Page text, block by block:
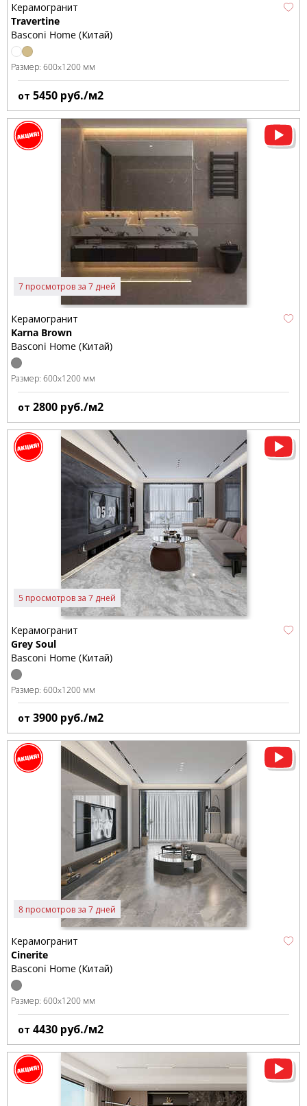
Керамогранит
Travertine
Basconi Home (Китай)
Размер: 600x1200 мм
от 5450 руб./м2
7 просмотров за 7 дней
Керамогранит
Karna Brown
Basconi Home (Китай)
Размер: 600x1200 мм
от 2800 руб./м2
5 просмотров за 7 дней
Керамогранит
Grey Soul
Basconi Home (Китай)
Размер: 600x1200 мм
от 3900 руб./м2
8 просмотров за 7 дней
Керамогранит
Cinerite
Basconi Home (Китай)
Размер: 600x1200 мм
от 4430 руб./м2